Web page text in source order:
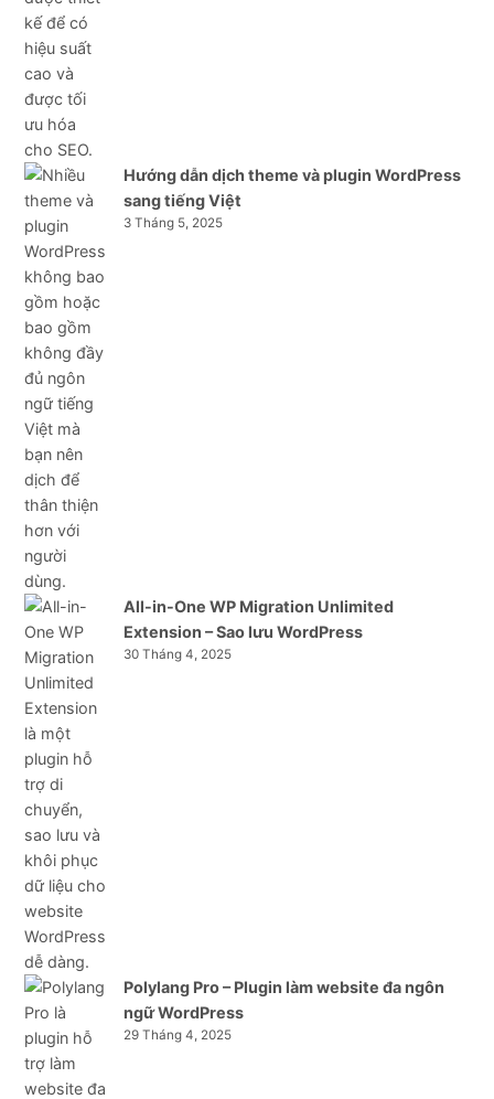
Hướng dẫn dịch theme và plugin WordPress
sang tiếng Việt
3 Tháng 5, 2025
All-in-One WP Migration Unlimited
Extension – Sao lưu WordPress
30 Tháng 4, 2025
Polylang Pro – Plugin làm website đa ngôn
ngữ WordPress
29 Tháng 4, 2025